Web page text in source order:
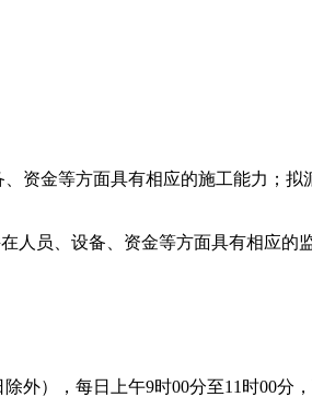
金等方面具有相应的施工能力；拟
员、设备、资金等方面具有相应的
），每日上午9时00分至11时00分